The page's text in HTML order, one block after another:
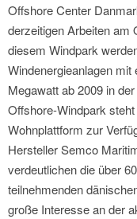
Offshore Center
derzeitigen Arbeiten am
diesem Windpark
Windenergieanlagen
Megawatt ab 2009 in
Offshore-Windpark
Wohnplattform zur
Hersteller Semco
verdeutlichen die über
teilnehmenden
große Interesse an der